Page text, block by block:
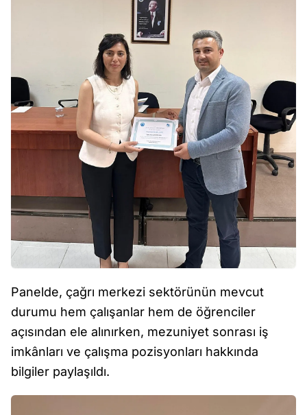
Panelde, çağrı merkezi sektörünün mevcut
durumu hem çalışanlar hem de öğrenciler
açısından ele alınırken, mezuniyet sonrası iş
imkânları ve çalışma pozisyonları hakkında
bilgiler paylaşıldı.